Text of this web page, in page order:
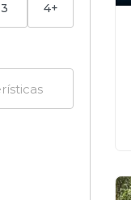
3 4+